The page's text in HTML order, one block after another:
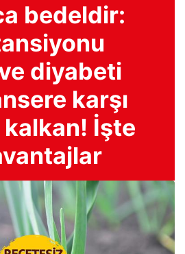
bedeldir:
diyabeti
karşı
İşte